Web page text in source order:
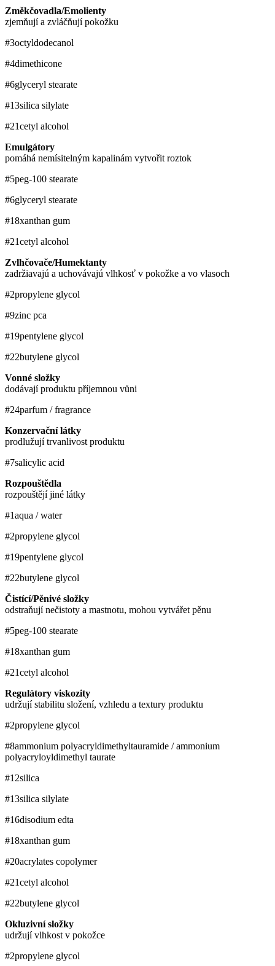
Změkčovadla/Emolienty
zjemňují a zvláčňují pokožku
#3octyldodecanol
#4dimethicone
#6glyceryl stearate
#13silica silylate
#21cetyl alcohol
Emulgátory
pomáhá nemísitelným kapalinám vytvořit roztok
#5peg-100 stearate
#6glyceryl stearate
#18xanthan gum
#21cetyl alcohol
Zvlhčovače/Humektanty
zadržiavajú a uchovávajú vlhkosť v pokožke a vo vlasoch
#2propylene glycol
#9zinc pca
#19pentylene glycol
#22butylene glycol
Vonné složky
dodávají produktu příjemnou vůni
#24parfum / fragrance
Konzervační látky
prodlužují trvanlivost produktu
#7salicylic acid
Rozpouštědla
rozpouštějí jiné látky
#1aqua / water
#2propylene glycol
#19pentylene glycol
#22butylene glycol
Čistící/Pěnivé složky
odstraňují nečistoty a mastnotu, mohou vytvářet pěnu
#5peg-100 stearate
#18xanthan gum
#21cetyl alcohol
Regulátory viskozity
udržují stabilitu složení, vzhledu a textury produktu
#2propylene glycol
#8ammonium polyacryldimethyltauramide / ammonium
polyacryloyldimethyl taurate
#12silica
#13silica silylate
#16disodium edta
#18xanthan gum
#20acrylates copolymer
#21cetyl alcohol
#22butylene glycol
Okluzivní složky
udržují vlhkost v pokožce
#2propylene glycol